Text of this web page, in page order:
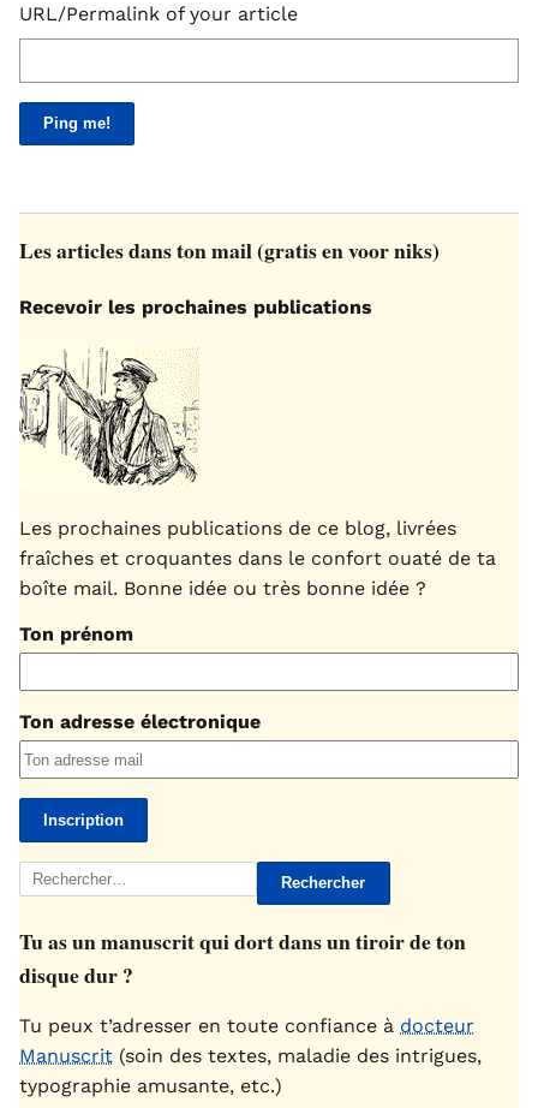
URL/Permalink of your article
Les articles dans ton mail (gratis en voor niks)
Recevoir les prochaines publications
Les prochaines publications de ce blog, livrées
fraîches et croquantes dans le confort ouaté de ta
boîte mail. Bonne idée ou très bonne idée ?
Ton prénom
Ton adresse électronique
Rechercher :
Tu as un manuscrit qui dort dans un tiroir de ton
disque dur ?
Tu peux t’adresser en toute confiance à docteur
Manuscrit (soin des textes, maladie des intrigues,
typographie amusante, etc.)